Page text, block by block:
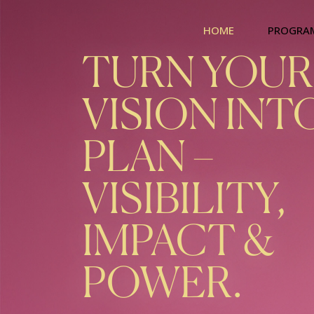
HOME
TURN YOUR
VISION
PLAN –
VISIBILITY,
IMPACT &
POWER.